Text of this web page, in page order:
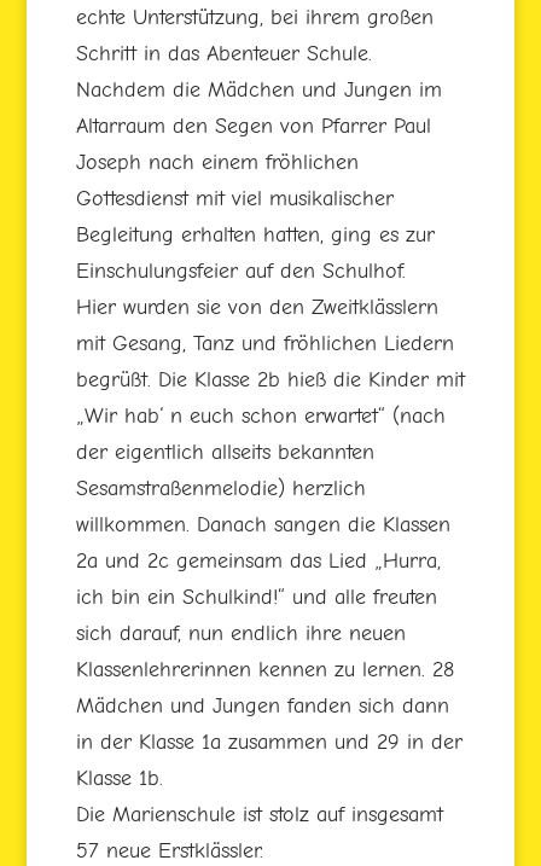
echte Unterstützung, bei ihrem großen
Schritt in das Abenteuer Schule.
Nachdem die Mädchen und Jungen im
Altarraum den Segen von Pfarrer Paul
Joseph nach einem fröhlichen
Gottesdienst mit viel musikalischer
Begleitung erhalten hatten, ging es zur
Einschulungsfeier auf den Schulhof.
Hier wurden sie von den Zweitklässlern
mit Gesang, Tanz und fröhlichen Liedern
begrüßt. Die Klasse 2b hieß die Kinder mit
„Wir hab‘ n euch schon erwartet“ (nach
der eigentlich allseits bekannten
Sesamstraßenmelodie) herzlich
willkommen. Danach sangen die Klassen
2a und 2c gemeinsam das Lied „Hurra,
ich bin ein Schulkind!“ und alle freuten
sich darauf, nun endlich ihre neuen
Klassenlehrerinnen kennen zu lernen. 28
Mädchen und Jungen fanden sich dann
in der Klasse 1a zusammen und 29 in der
Klasse 1b.
Die Marienschule ist stolz auf insgesamt
57 neue Erstklässler.